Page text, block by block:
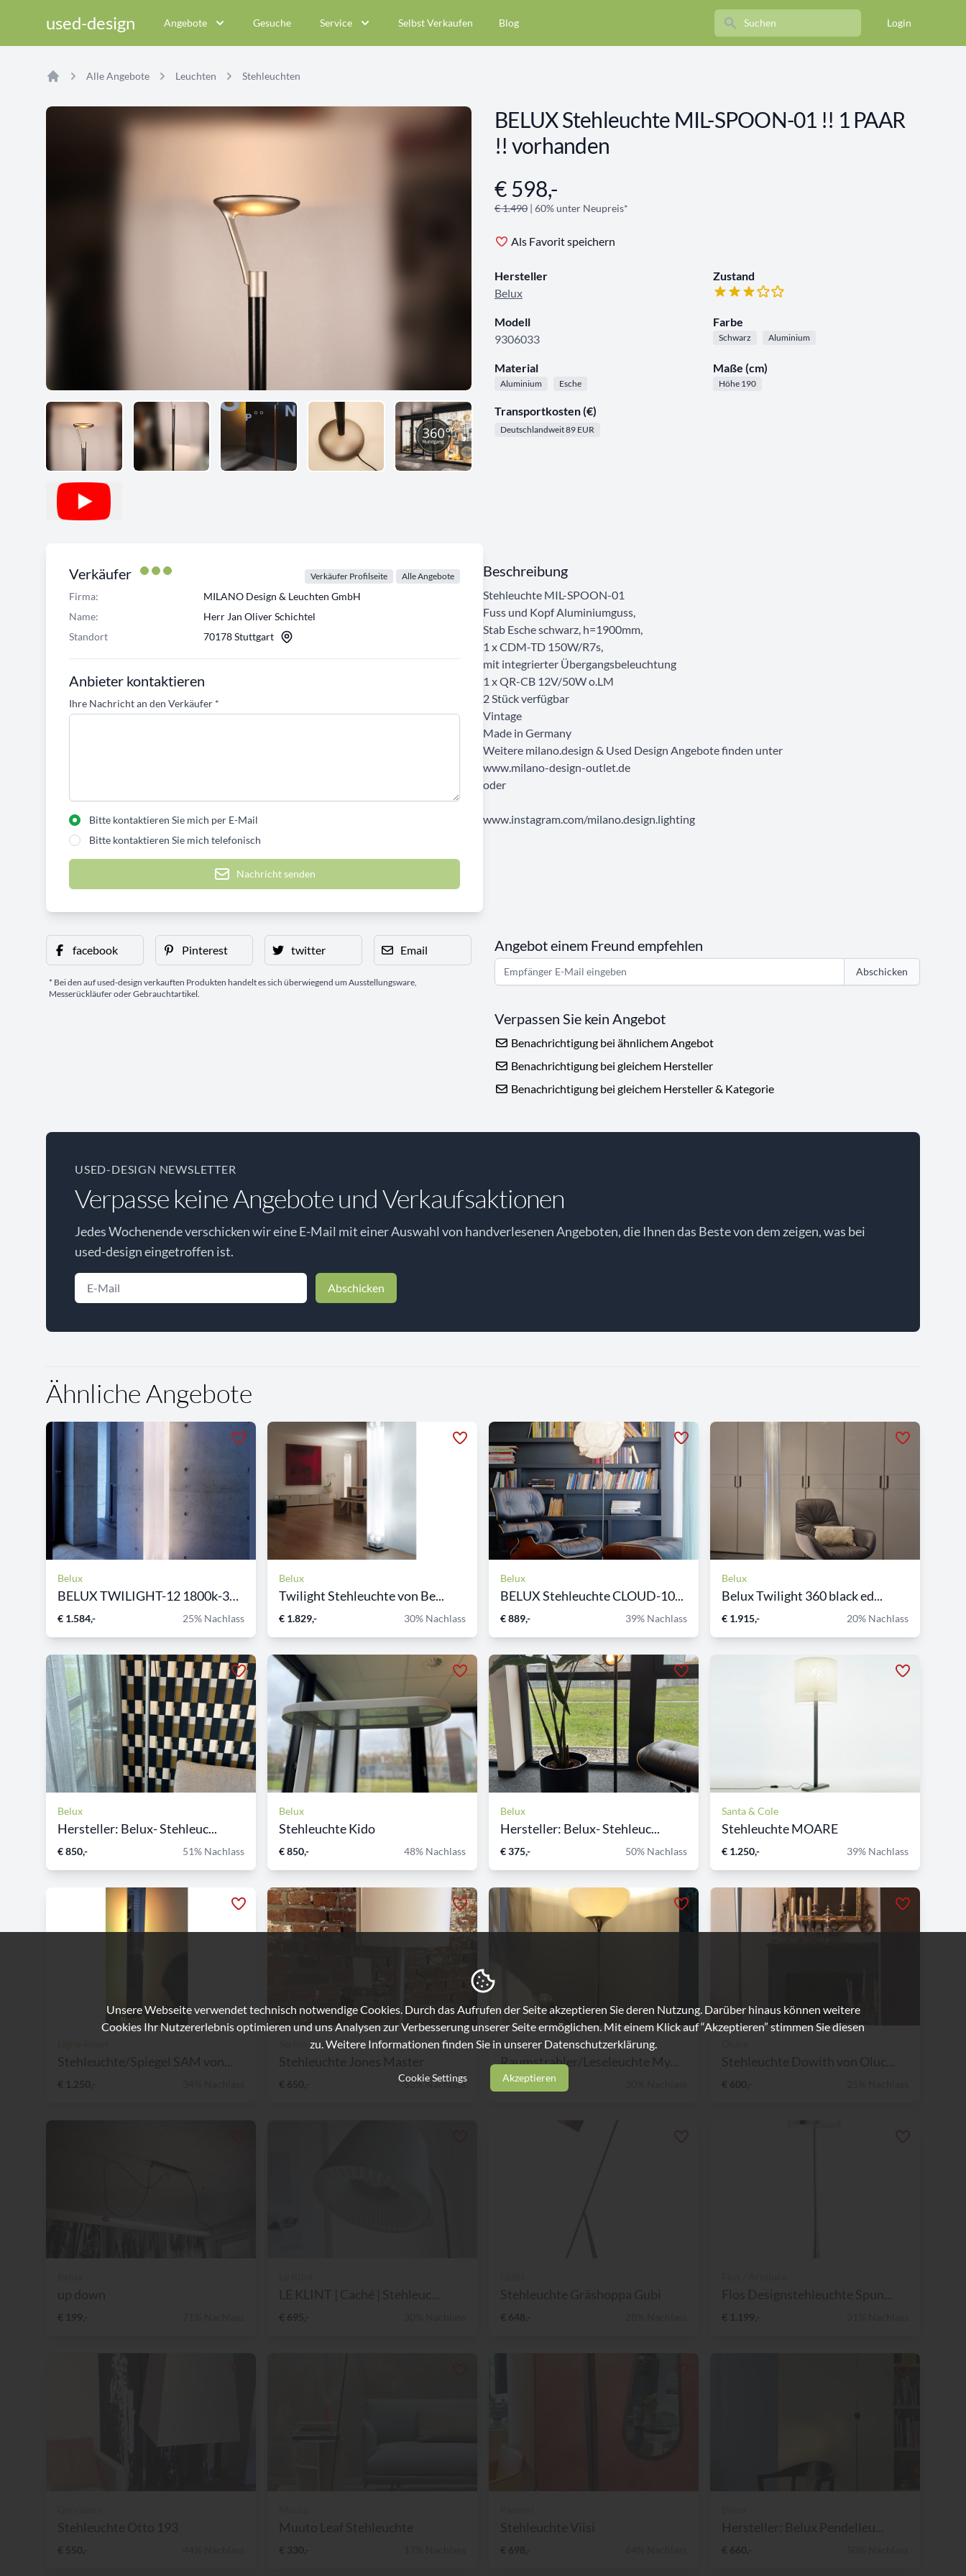
used-design Angebote Gesuche Service Selbst Verkaufen Blog Search Login
Alle Angebote Leuchten Stehleuchten
BELUX Stehleuchte MIL-SPOON-01 !! 1 PAAR
!! vorhanden
Angebotsinformationen
€ 598,-
€ 1.490 | 60% unter Neupreis*
Als Favorit speichern
Hersteller
Belux
Zustand
Modell
9306033
Farbe
Schwarz Aluminium
Material
Aluminium Esche
Maße (cm)
Höhe 190
Transportkosten (€)
Deutschlandweit 89 EUR
Verkäufer Verkäufer Profilseite Alle Angebote
Firma:
MILANO Design & Leuchten GmbH
Name:
Herr Jan Oliver Schichtel
Standort
70178 Stuttgart
Anbieter kontaktieren
Ihre Nachricht an den Verkäufer *
Bitte kontaktieren Sie mich per E-Mail
Bitte kontaktieren Sie mich telefonisch
Nachricht senden
Beschreibung
Stehleuchte MIL-SPOON-01
Fuss und Kopf Aluminiumguss,
Stab Esche schwarz, h=1900mm,
1 x CDM-TD 150W/R7s,
mit integrierter Übergangsbeleuchtung
1 x QR-CB 12V/50W o.LM
2 Stück verfügbar
Vintage
Made in Germany
Weitere milano.design & Used Design Angebote finden unter
www.milano-design-outlet.de
oder
www.instagram.com/milano.design.lighting
facebook Pinterest twitter Email
* Bei den auf used-design verkauften Produkten handelt es sich überwiegend um Ausstellungsware,
Messerückläufer oder Gebrauchtartikel.
Angebot einem Freund empfehlen
Abschicken
Verpassen Sie kein Angebot
Benachrichtigung bei ähnlichem Angebot
Benachrichtigung bei gleichem Hersteller
Benachrichtigung bei gleichem Hersteller & Kategorie
USED-DESIGN NEWSLETTER
Verpasse keine Angebote und Verkaufsaktionen
Jedes Wochenende verschicken wir eine E-Mail mit einer Auswahl von handverlesenen Angeboten, die Ihnen das Beste von dem zeigen, was bei
used-design eingetroffen ist.
Abschicken
Ähnliche Angebote
Belux
BELUX TWILIGHT-12 1800k-30...
€ 1.584,- 25% Nachlass
Belux
Twilight Stehleuchte von Be...
€ 1.829,- 30% Nachlass
Belux
BELUX Stehleuchte CLOUD-10...
€ 889,- 39% Nachlass
Belux
Belux Twilight 360 black ed...
€ 1.915,- 20% Nachlass
Belux
Hersteller: Belux- Stehleuc...
€ 850,- 51% Nachlass
Belux
Stehleuchte Kido
€ 850,- 48% Nachlass
Belux
Hersteller: Belux- Stehleuc...
€ 375,- 50% Nachlass
Santa & Cole
Stehleuchte MOARE
€ 1.250,- 39% Nachlass
Stehleuchte/Spiegel SAM von...
€ 1.250,-
Serien Leuchten
Stehleuchte Jones Master
€ 650,- 53% Nachlass
Florian Schulz
Raumstrahler/Leseleuchte My...
€ 1.999,-
Stehleuchte Dowith von Oluc...
€ 600,-
Unsere Webseite verwendet technisch notwendige Cookies. Durch das Aufrufen der Seite akzeptieren Sie deren Nutzung. Darüber hinaus können weitere
Cookies Ihr Nutzererlebnis optimieren und uns Analysen zur Verbesserung unserer Seite ermöglichen. Mit einem Klick auf “Akzeptieren” stimmen Sie diesen
zu. Weitere Informationen finden Sie in unserer Datenschutzerklärung.
Cookie Settings Akzeptieren